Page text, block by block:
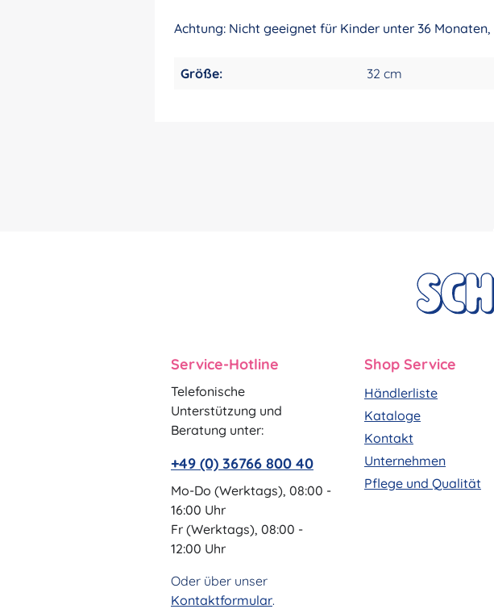
Achtung: Nicht geeignet für Kinder unter 36
Größe: 32 cm
Service-Hotline
Telefonische
Unterstützung und
Beratung unter:
+49 (0) 36766 800 40
Mo-Do (Werktags), 08:00 -
16:00 Uhr
Fr (Werktags), 08:00 -
12:00 Uhr
Oder über unser
Kontaktformular.
Shop Service
Händlerliste
Kataloge
Kontakt
Unternehmen
Pflege und Qualität